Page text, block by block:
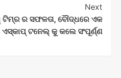
Next
ର ସଫଳତା, ବୌଦ୍ଧରେ ଏକ
ଟନେଲ୍ କୁ କଲେ ସଂପୂର୍ଣ୍ଣ